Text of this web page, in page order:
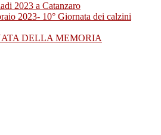
2023 a Catanzaro
2023- 10° Giornata dei calzini
DELLA MEMORIA